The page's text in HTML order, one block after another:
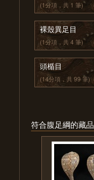
(1分項，共 1 筆)
裸殼異足目
(1分項，共 4 筆)
頭楯目
(14分項，共 99 筆)
符合腹足綱的藏品